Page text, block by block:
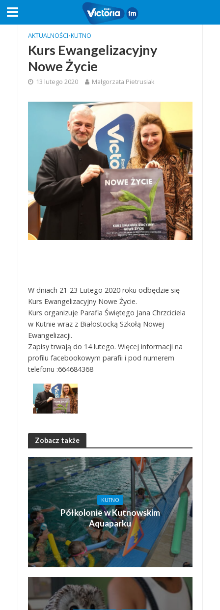
AKTUALNOŚCI•KUTNO
Kurs Ewangelizacyjny
Nowe Życie
13 lutego 2020 Małgorzata Pietrusiak
W dniach 21-23 Lutego 2020 roku odbędzie się
Kurs Ewangelizacyjny Nowe Życie.
Kurs organizuje Parafia Świętego Jana Chrzciciela
w Kutnie wraz z Białostocką Szkołą Nowej
Ewangelizacji.
Zapisy trwają do 14 lutego. Więcej informacji na
profilu facebookowym parafii i pod numerem
telefonu :664684368
Zobacz także
KUTNO
Półkolonie w Kutnowskim
Aquaparku